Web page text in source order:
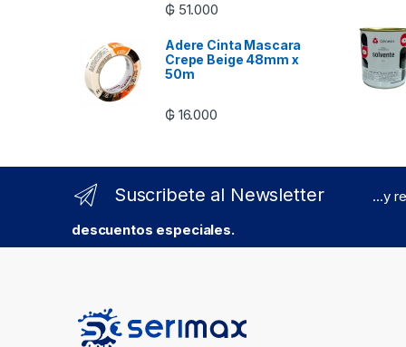
₲ 51.000
Adere Cinta Mascara
Crepe Beige 48mm x
50m
₲ 16.000
Suscribete al Newsletter
...y
descuentos especiales.